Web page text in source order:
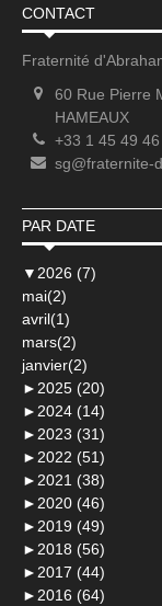
CONTACT
Fraternité
60 Rue Pierre
HAMEAUX
+33 1 45 49 46
sg@fraternite-
PAR DATE
▼ 2026 (7)
mai(2)
avril(1)
mars(2)
janvier(2)
► 2025 (20)
► 2024 (14)
► 2023 (31)
► 2022 (51)
► 2021 (38)
► 2020 (46)
► 2019 (49)
► 2018 (56)
► 2017 (44)
► 2016 (64)